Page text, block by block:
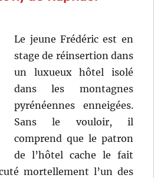
Le jeune Frédéric est en
stage de réinsertion dans
un luxueux hôtel isolé
dans les montagnes
pyrénéennes enneigées.
Sans le vouloir, il
comprend que le patron
de l’hôtel cache le fait
mortellement l’un des